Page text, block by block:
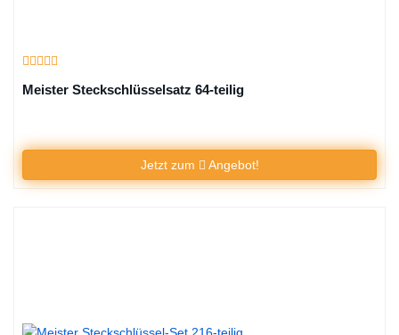
Meister Steckschlüsselsatz 64-teilig
Jetzt zum Angebot!